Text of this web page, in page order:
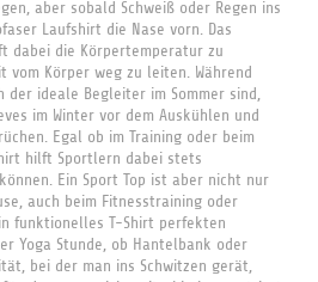
aber sobald Schweiß oder Regen ins
Laufshirt die Nase vorn. Das
dabei die Körpertemperatur zu
vom Körper weg zu leiten. Während
der ideale Begleiter im Sommer sind,
im Winter vor dem Auskühlen und
Egal ob im Training oder beim
hilft Sportlern dabei stets
Ein Sport Top ist aber nicht nur
auch beim Fitnesstraining oder
funktionelles T-Shirt perfekten
Yoga Stunde, ob Hantelbank oder
bei der man ins Schwitzen gerät,